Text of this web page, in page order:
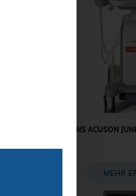
SIEMENS ACUSON
MEHR